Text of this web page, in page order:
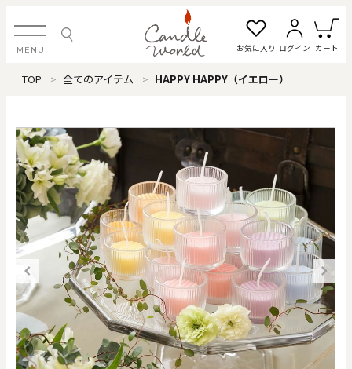
MENU お気に入り ログイン カート
ログイン・新規会員登録
お気に入り一覧 カートを見る
すべてのアイテム
カテゴリから探す
#タグから探す
価格で探す
TOP 全てのアイテム HAPPY HAPPY（イエロー）